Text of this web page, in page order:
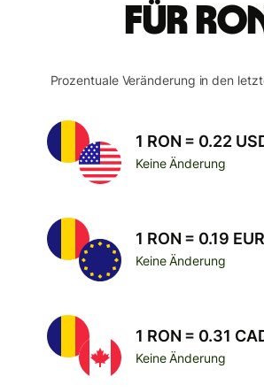
für RON
Prozentuale Veränderung in den
1 RON = 0.22
Keine Änderung
1 RON = 0.19 EUR
Keine Änderung
1 RON = 0.31
Keine Änderung